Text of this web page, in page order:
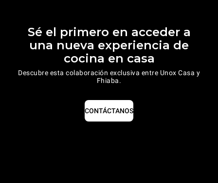
Sé el primero en acceder a
una nueva experiencia de
cocina en casa
Descubre esta colaboración exclusiva entre Unox Casa y
Fhiaba.
CONTÁCTANOS